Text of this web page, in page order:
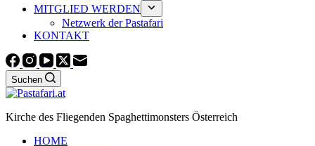
MITGLIED WERDEN
Netzwerk der Pastafari
KONTAKT
Suchen
Kirche des Fliegenden Spaghettimonsters Österreich
HOME